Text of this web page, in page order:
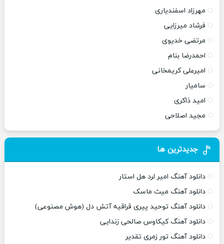
مهرزاد اسفندیاری
فرشاد میرزایی
مرتضی خدیوی
احمدرضا بنام
امیرعلی کریمخانی
سامیار
امید ذاکری
مجید اصلاحی
جدیدترین ها
دانلود آهنگ امیر لرد هل استار
دانلود آهنگ میث ماسک
دانلود آهنگ توحید پیری قراقیه آتش دل (هوش مصنوعی)
دانلود آهنگ کیکاوس صالحی زندایی
دانلود آهنگ تور زمری تقدیر